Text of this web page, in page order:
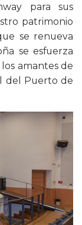
para sus
patrimonio
se renueva
se esfuerza
amantes de
del Puerto de